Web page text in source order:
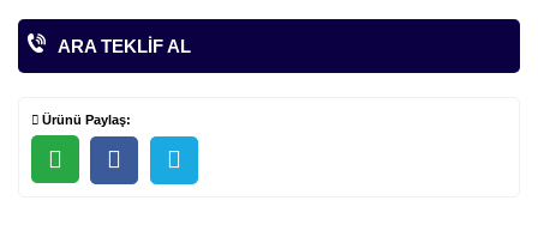
ARA TEKLIF AL
Ürünü Paylaş: